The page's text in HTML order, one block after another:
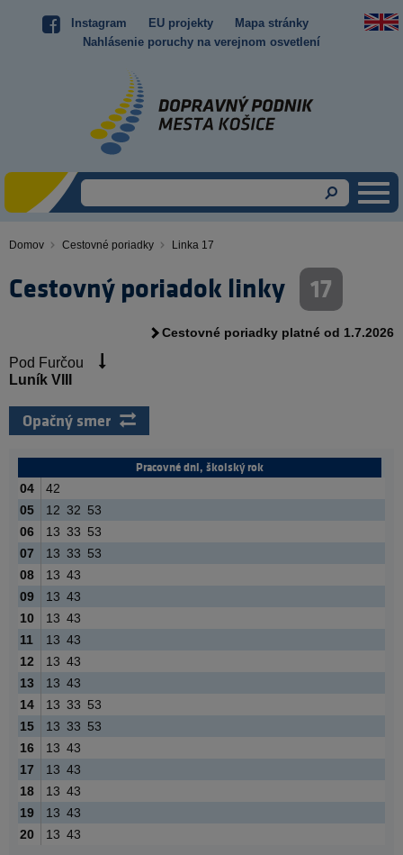
Instagram EU projekty
Mapa stránky
Nahlásenie poruchy na verejnom osvetlení
Domov Cestovné poriadky Linka 17
Cestovný poriadok linky 17
Cestovné poriadky platné od 1.7.2026
Pod Furčou
Luník VIII
Opačný smer
Pracovné dni, školský rok
04
42
05
12 32 53
06
13 33 53
07
13 33 53
08
13 43
09
13 43
10
13 43
11
13 43
12
13 43
13
13 43
14
13 33 53
15
13 33 53
16
13 43
17
13 43
18
13 43
19
13 43
20
13 43